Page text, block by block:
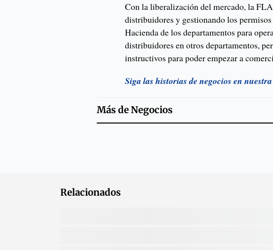
Con la liberalización del mercado, la
distribuidores y gestionando los permisos
Hacienda de los departamentos para
distribuidores en otros departamentos,
instructivos para poder empezar a
Siga las historias de negocios en
Más deNegocios
Relacionados